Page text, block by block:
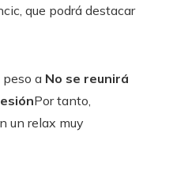
que podrá destacar
peso a No se reunirá
Por tanto,
un relax muy